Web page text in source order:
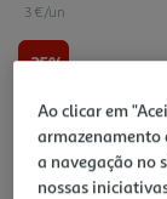
3 €/un
-25%
Price reduced
3,99 €to
3,00 €
de 5/8/2026 a 15/9/2026
Ao clicar em
armazenamento
a navegação no
nossas